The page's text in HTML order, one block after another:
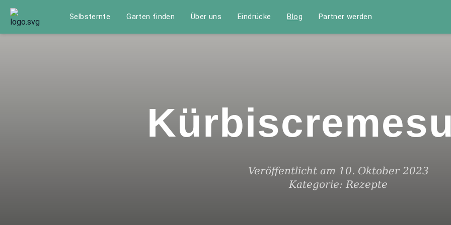
Selbsternte Garten finden Über uns Eindrücke Blog Partner werden
Veröffentlicht am 10. Oktober 2023
Kategorie: Rezepte